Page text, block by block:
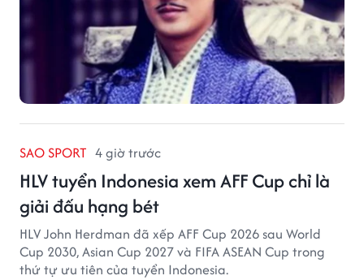
SAO SPORT 4 giờ trước
HLV tuyển Indonesia xem AFF Cup chỉ là
giải đấu hạng bét
HLV John Herdman đã xếp AFF Cup 2026 sau World
Cup 2030, Asian Cup 2027 và FIFA ASEAN Cup trong
thứ tự ưu tiên của tuyển Indonesia.